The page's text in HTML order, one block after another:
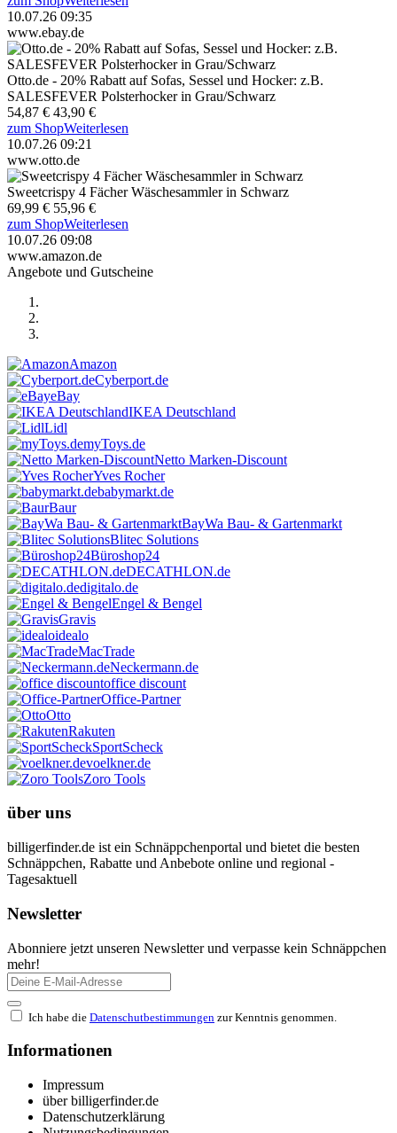
10.07.26 09:35
www.ebay.de
Otto.de - 20% Rabatt auf Sofas, Sessel und Hocker: z.B.
SALESFEVER Polsterhocker in Grau/Schwarz
54,87 € 43,90 €
zum ShopWeiterlesen
10.07.26 09:21
www.otto.de
Sweetcrispy 4 Fächer Wäschesammler in Schwarz
69,99 € 55,96 €
zum ShopWeiterlesen
10.07.26 09:08
www.amazon.de
Angebote und Gutscheine
Amazon
Cyberport.de
eBay
IKEA Deutschland
Lidl
myToys.de
Netto Marken-Discount
Yves Rocher
babymarkt.de
Baur
BayWa Bau- & Gartenmarkt
Blitec Solutions
Büroshop24
DECATHLON.de
digitalo.de
Engel & Bengel
Gravis
idealo
MacTrade
Neckermann.de
office discount
Office-Partner
Otto
Rakuten
SportScheck
voelkner.de
Zoro Tools
über uns
billigerfinder.de ist ein Schnäppchenportal und bietet die besten
Schnäppchen, Rabatte und Anbebote online und regional -
Tagesaktuell
Newsletter
Abonniere jetzt unseren Newsletter und verpasse kein Schnäppchen
mehr!
Ich habe die Datenschutbestimmungen zur Kenntnis genommen.
Informationen
Impressum
über billigerfinder.de
Datenschutzerklärung